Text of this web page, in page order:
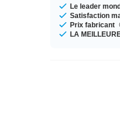
Le leader
Satisfaction
Prix fabricant
LA